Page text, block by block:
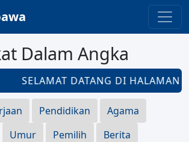
Dalam Angka
SELAMAT DATANG DI HALAMAN
Pendidikan
Agama
Umur Pemilih
Berita